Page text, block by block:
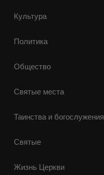
Культура
Политика
Общество
Святые места
Таинства и богослужения
Святые
Жизнь Церкви